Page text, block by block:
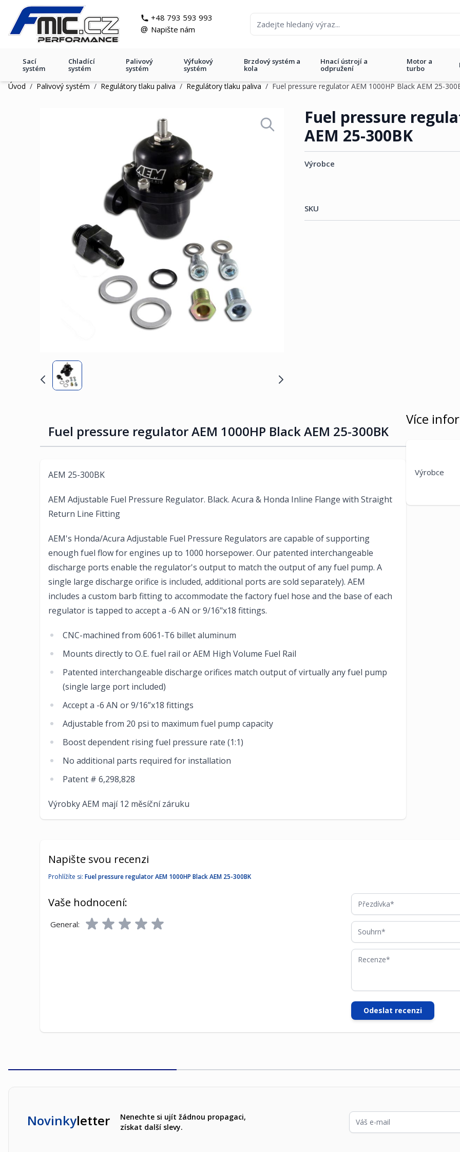
Přejít na obsah
+48 793 593 993
@ Napište nám
Sací
systém
Chladící
systém
Palivový
systém
Výfukový
systém
Brzdový systém a
kola
Hnací ústrojí a
odpružení
Motor a
turbo
Úvod / Palivový systém / Regulátory tlaku paliva / Regulátory tlaku paliva / Fuel pressure regulator AEM 1000HP Black AEM 25-
Fuel pressure regulator AEM 1000HP Black AEM 25-300BK
Fuel pressure
AEM 25-300BK
Výrobce
SKU
Fuel pressure regulator AEM 1000HP Black AEM 25-300BK
AEM 25-300BK
AEM Adjustable Fuel Pressure Regulator. Black. Acura & Honda Inline Flange with Straight
Return Line Fitting
AEM's Honda/Acura Adjustable Fuel Pressure Regulators are capable of supporting
enough fuel flow for engines up to 1000 horsepower. Our patented interchangeable
discharge ports enable the regulator's output to match the output of any fuel pump. A
single large discharge orifice is included, additional ports are sold separately). AEM
includes a custom barb fitting to accommodate the factory fuel hose and the base of each
regulator is tapped to accept a -6 AN or 9/16"x18 fittings.
CNC-machined from 6061-T6 billet aluminum
Mounts directly to O.E. fuel rail or AEM High Volume Fuel Rail
Patented interchangeable discharge orifices match output of virtually any fuel pump
(single large port included)
Accept a -6 AN or 9/16”x18 fittings
Adjustable from 20 psi to maximum fuel pump capacity
Boost dependent rising fuel pressure rate (1:1)
No additional parts required for installation
Patent # 6,298,828
Výrobky AEM mají 12 měsíční záruku
Více
Výrobce
Napište svou recenzi
Prohlížíte si: Fuel pressure regulator AEM 1000HP Black AEM 25-300BK
Vaše hodnocení:
General:
Přezdívka
Souhrn
Recenze
Odeslat recenzi
Novinkyletter
Nenechte si ujít žádnou propagaci,
získat další slevy.
E-mailová adresa